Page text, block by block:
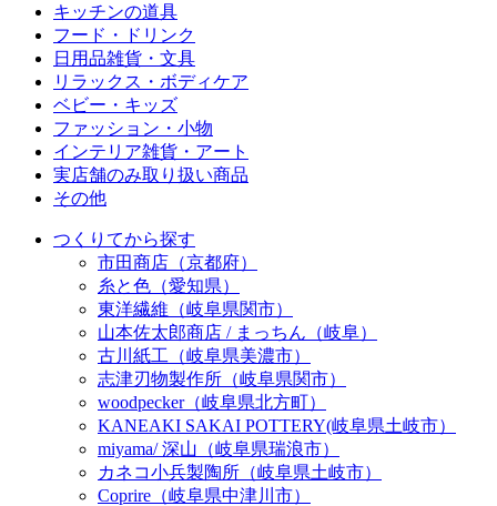
キッチンの道具
フード・ドリンク
日用品雑貨・文具
リラックス・ボディケア
ベビー・キッズ
ファッション・小物
インテリア雑貨・アート
実店舗のみ取り扱い商品
その他
つくりてから探す
市田商店（京都府）
糸と色（愛知県）
東洋繊維（岐阜県関市）
山本佐太郎商店 / まっちん（岐阜）
古川紙工（岐阜県美濃市）
志津刃物製作所（岐阜県関市）
woodpecker（岐阜県北方町）
KANEAKI SAKAI POTTERY(岐阜県土岐市）
miyama/ 深山（岐阜県瑞浪市）
カネコ小兵製陶所（岐阜県土岐市）
Coprire（岐阜県中津川市）